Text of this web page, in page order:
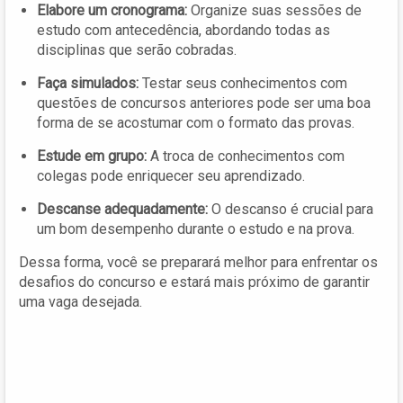
Elabore um cronograma: Organize suas sessões de
estudo com antecedência, abordando todas as
disciplinas que serão cobradas.
Faça simulados: Testar seus conhecimentos com
questões de concursos anteriores pode ser uma boa
forma de se acostumar com o formato das provas.
Estude em grupo: A troca de conhecimentos com
colegas pode enriquecer seu aprendizado.
Descanse adequadamente: O descanso é crucial para
um bom desempenho durante o estudo e na prova.
Dessa forma, você se preparará melhor para enfrentar os
desafios do concurso e estará mais próximo de garantir
uma vaga desejada.